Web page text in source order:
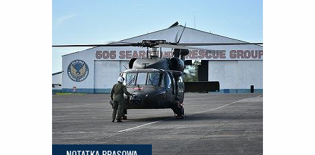
powietrznych
dla
PZL
Mielec